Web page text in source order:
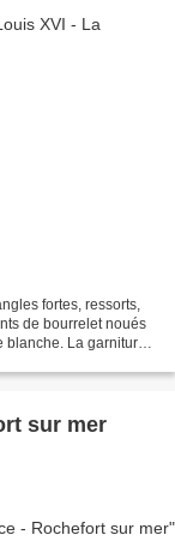
fortes, ressorts,
de bourrelet noués
blanche. La garniture
sur mer